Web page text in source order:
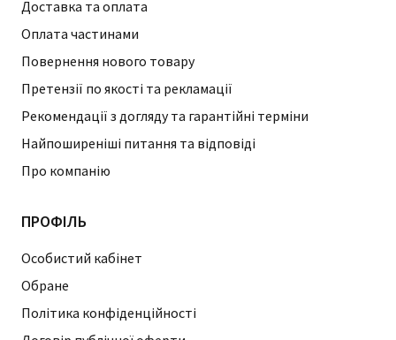
Доставка та оплата
Оплата частинами
Повернення нового товару
Претензії по якості та рекламації
Рекомендації з догляду та гарантійні терміни
Найпоширеніші питання та відповіді
Про компанію
ПРОФІЛЬ
Особистий кабінет
Обране
Політика конфіденційності